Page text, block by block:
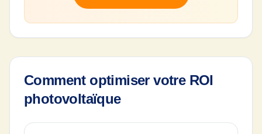
Comment optimiser votre ROI
photovoltaïque